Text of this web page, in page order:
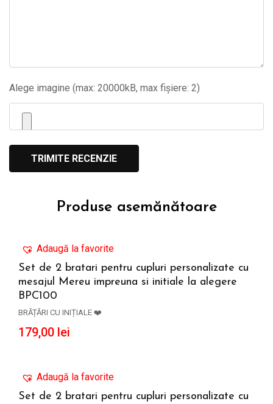
Alege imagine (max: 20000kB, max fișiere: 2)
Produse asemănătoare
Adaugă la favorite
Set de 2 bratari pentru cupluri personalizate cu
mesajul Mereu impreuna si initiale la alegere
BPC100
BRĂȚĂRI CU INIȚIALE ❤️
179,00 lei
Adaugă la favorite
Set de 2 bratari pentru cupluri personalizate cu